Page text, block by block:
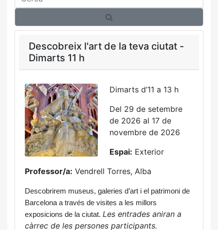
Descobreix l'art de la teva ciutat -
Dimarts 11 h
Dimarts d’11 a 13 h
Del 29 de setembre
de 2026 al 17 de
novembre de 2026
Espai: Exterior
Professor/a: Vendrell Torres, Alba
Descobrirem museus, galeries d’art i el patrimoni de
Barcelona a través de visites a les millors
exposicions de la ciutat. Les entrades aniran a
càrrec de les persones participants.